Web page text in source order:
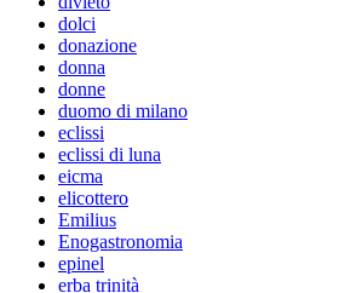
dolci
donazione
donna
donne
duomo di milano
eclissi
eclissi di luna
eicma
elicottero
Emilius
Enogastronomia
epinel
erba trinità